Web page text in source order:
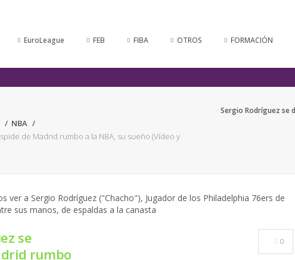
EuroLeague FEB FIBA OTROS FORMACIÓN
NBA
de Madrid rumbo a la NBA, su sueño (Vídeo y
Sergio Rodríguez se
se
rumbo
0